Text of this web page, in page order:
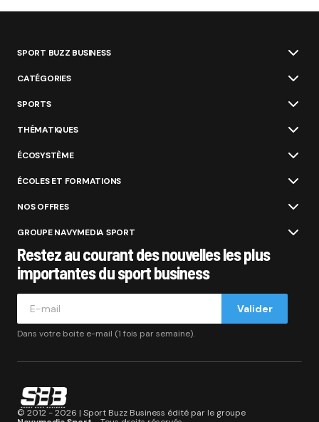
SPORT BUZZ BUSINESS
CATÉGORIES
SPORTS
THÉMATIQUES
ÉCOSYSTÈME
ÉCOLES ET FORMATIONS
NOS OFFRES
GROUPE NAVYMEDIA SPORT
Restez au courant des nouvelles les plus
importantes du sport business
Valider
Dans votre boite e-mail (1 fois par semaine).
© 2012 - 2026 | Sport Buzz Business édité par le groupe